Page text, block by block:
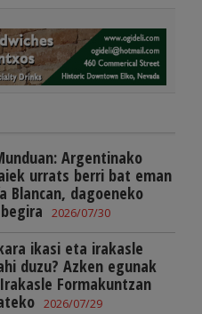
Argentinako
urrats berri bat eman
Blancan, dagoeneko
2026/07/30
ikasi eta irakasle
duzu? Azken egunak
Formakuntzan
2026/07/29